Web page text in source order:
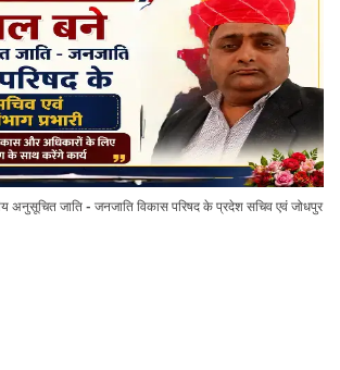
अनुसूचित जाति - जनजाति विकास परिषद के प्रदेश सचिव एवं जोधपुर